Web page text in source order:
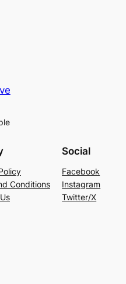
Conditions
Social
Facebook
Instagram
Twitter/X